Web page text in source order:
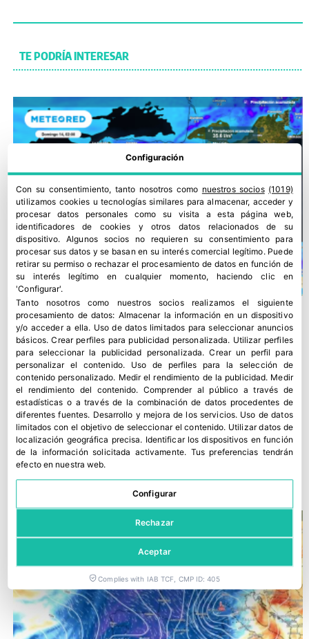
TE PODRÍA INTERESAR
Meteored advierte de inestabilidad y riesgo de DANA
8 junio, 2026
Configuración
Con su consentimiento, tanto nosotros como nuestros socios (1019)
utilizamos cookies u tecnologías similares para almacenar, acceder y
procesar datos personales como su visita a esta página web,
identificadores de cookies y otros datos relacionados de su
dispositivo. Algunos socios no requieren su consentimiento para
procesar sus datos y se basan en su interés comercial legítimo. Puede
retirar su permiso o rechazar el procesamiento de datos en función de
su interés legítimo en cualquier momento, haciendo clic en
'Configurar'.
Tanto nosotros como nuestros socios realizamos el siguiente
procesamiento de datos: Almacenar la información en un dispositivo
y/o acceder a ella. Uso de datos limitados para seleccionar anuncios
básicos.Crear perfiles para publicidad personalizada. Utilizar perfiles
para seleccionar la publicidad personalizada.Crear un perfil para
personalizar el contenido. Uso de perfiles para la selección de
contenido personalizado. Medir el rendimiento de la publicidad. Medir
el rendimiento del contenido.Comprender al público a través de
estadísticas o a través de la combinación de datos procedentes de
diferentes fuentes. Desarrollo y mejora de los servicios. Uso de datos
limitados con el objetivo de seleccionar el contenido. Utilizar datos de
localización geográfica precisa. Identificar los dispositivos en función
de la información solicitada activamente. Tus preferencias tendrán
efecto en nuestra web.
Configurar
Rechazar
Aceptar
Complies with IAB TCF, CMP ID: 405